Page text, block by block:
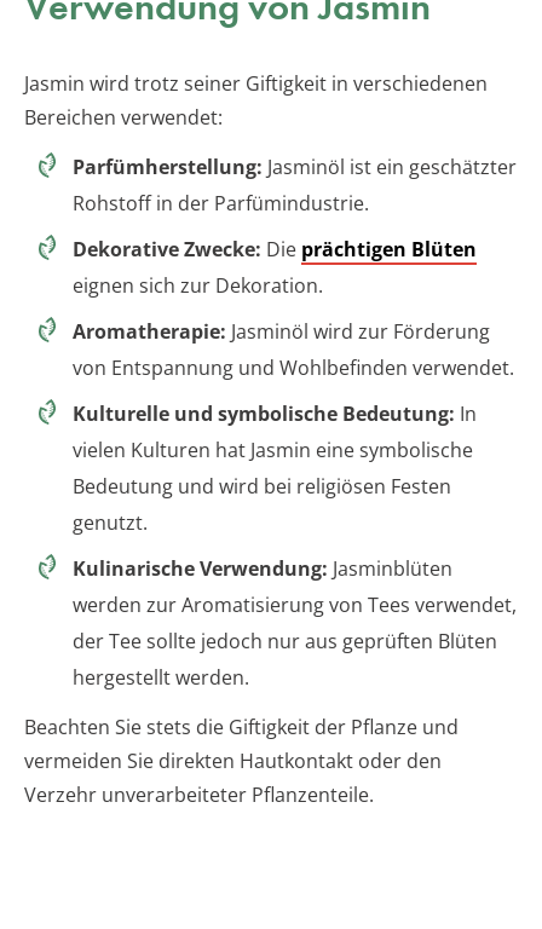
Jasmin wird trotz seiner Giftigkeit in verschiedenen
Bereichen verwendet:
Parfümherstellung: Jasminöl ist ein geschätzter
Rohstoff in der Parfümindustrie.
Dekorative Zwecke: Die prächtigen Blüten
eignen sich zur Dekoration.
Aromatherapie: Jasminöl wird zur Förderung
von Entspannung und Wohlbefinden verwendet.
Kulturelle und symbolische Bedeutung: In
vielen Kulturen hat Jasmin eine symbolische
Bedeutung und wird bei religiösen Festen
genutzt.
Kulinarische Verwendung: Jasminblüten
werden zur Aromatisierung von Tees verwendet,
der Tee sollte jedoch nur aus geprüften Blüten
hergestellt werden.
Beachten Sie stets die Giftigkeit der Pflanze und
vermeiden Sie direkten Hautkontakt oder den
Verzehr unverarbeiteter Pflanzenteile.